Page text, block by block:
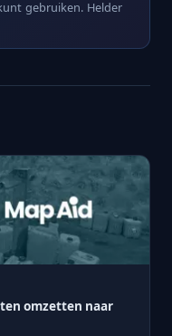
gebruiken. Helder
omzetten naar